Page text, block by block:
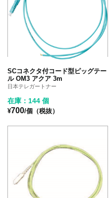
SCコネクタ付コード型ピッグテー
ル OM3 アクア 3m
日本テレガートナー
在庫：144 個
¥700/個（税抜）